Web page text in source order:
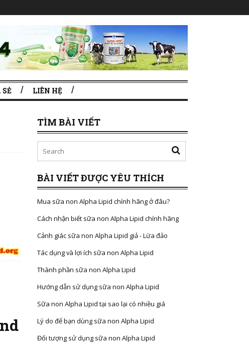
SẺ LIÊN HỆ
TÌM BÀI VIẾT
BÀI VIẾT ĐƯỢC YÊU THÍCH
Mua sữa non Alpha Lipid chính hãng ở đâu?
Cách nhận biết sữa non Alpha Lipid chính hãng
Cảnh giác sữa non Alpha Lipid giả - Lừa đảo
Tác dụng và lợi ích sữa non Alpha Lipid
Thành phần sữa non Alpha Lipid
Hướng dẫn sử dụng sữa non Alpha Lipid
Sữa non Alpha Lipid tại sao lại có nhiều giá
Lý do để bạn dùng sữa non Alpha Lipid
Đối tượng sử dụng sữa non Alpha Lipid